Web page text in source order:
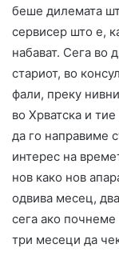
беше дилемата
сервисер што е,
набават. Сега во
стариот, во
фали, преку
во Хрватска и
да го направиме
интерес на
нов како нов
одвива месец,
сега ако
три месеци да